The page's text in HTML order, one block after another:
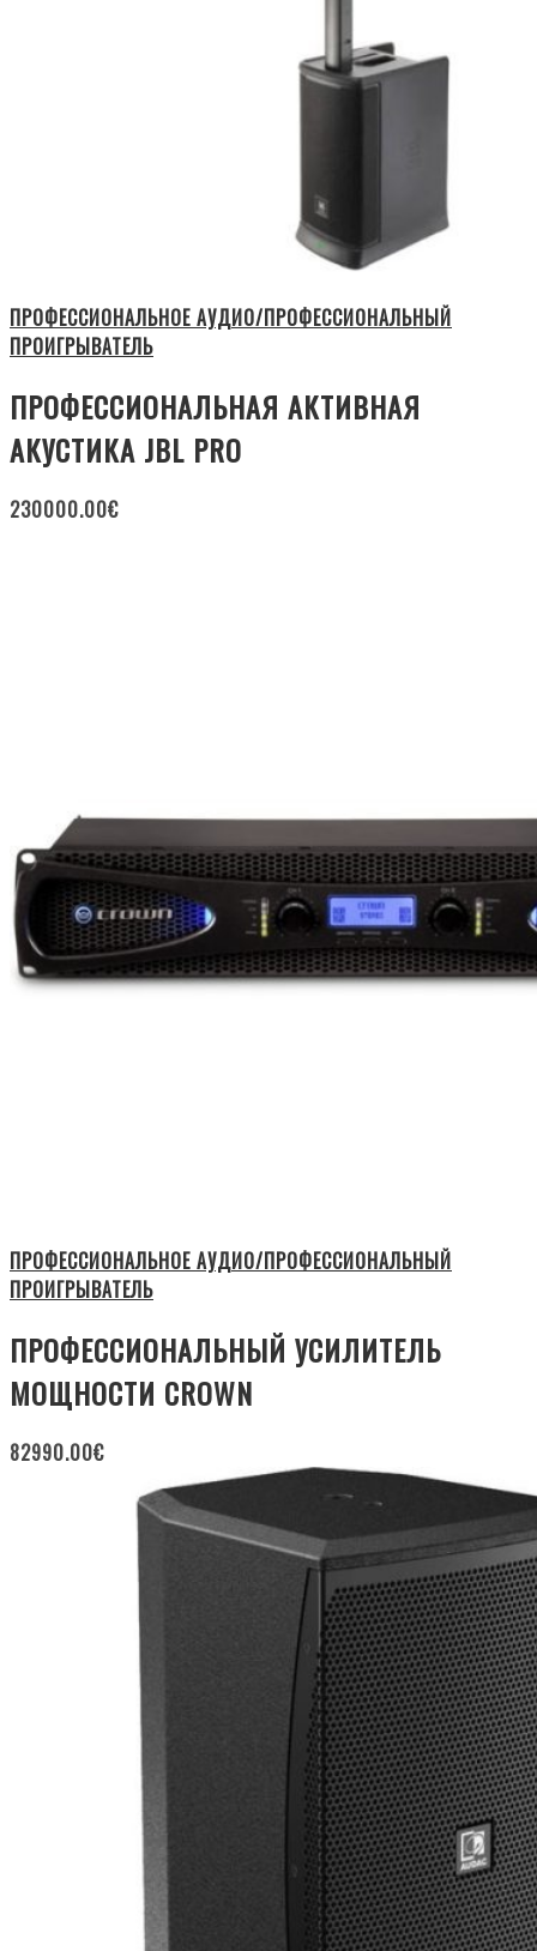
ПРОФЕССИОНАЛЬНОЕ АУДИО/ПРОФЕССИОНАЛЬНЫЙ
ПРОИГРЫВАТЕЛЬ
ПРОФЕССИОНАЛЬНАЯ АКТИВНАЯ
АКУСТИКА JBL PRO
230000.00€
ПРОФЕССИОНАЛЬНОЕ АУДИО/ПРОФЕССИОНАЛЬНЫЙ
ПРОИГРЫВАТЕЛЬ
ПРОФЕССИОНАЛЬНЫЙ УСИЛИТЕЛЬ
МОЩНОСТИ CROWN
82990.00€